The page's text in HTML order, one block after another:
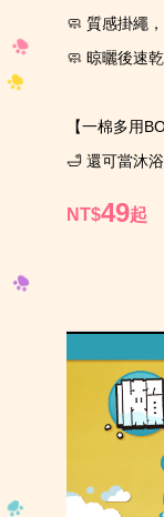
🧼 質感掛繩
🧼 晾曬後速
【一棉多用
🛁 還可當沐
NT$49起